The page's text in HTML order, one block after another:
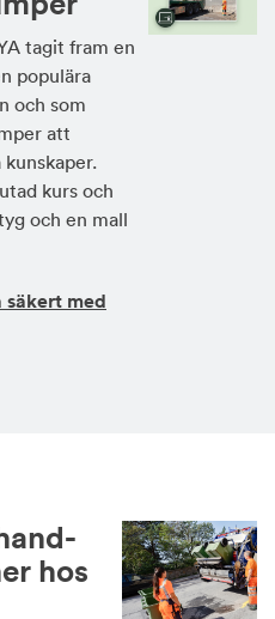
tagit fram en
populära
och som
att
kurs och
och en mall
säkert med
hos